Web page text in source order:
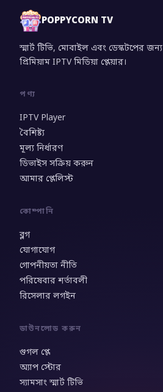
POPPYCORN TV
স্মার্ট টিভি, মোবাইল এবং ডেস্কটপের জন্য
প্রিমিয়াম IPTV মিডিয়া প্লেয়ার।
পণ্য
IPTV Player
বৈশিষ্ট্য
মূল্য নির্ধারণ
ডিভাইস সক্রিয় করুন
আমার প্লেলিস্ট
কোম্পানি
ব্লগ
যোগাযোগ
গোপনীয়তা নীতি
পরিষেবার শর্তাবলী
রিসেলার লগইন
ডাউনলোড করুন
গুগল প্লে
অ্যাপ স্টোর
স্যামসাং স্মার্ট টিভি